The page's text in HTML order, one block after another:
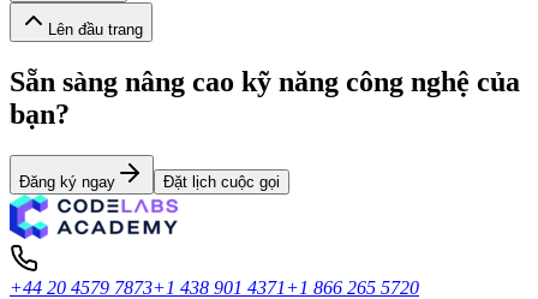
Lên đầu trang
Sẵn sàng nâng cao kỹ năng công nghệ của
bạn?
Đăng ký ngay Đặt lịch cuộc gọi
+44 20 4579 7873+1 438 901 4371+1 866 265 5720